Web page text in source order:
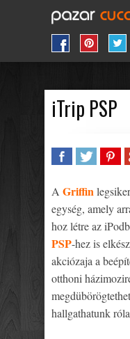
iTrip PSP
A Griffin
egység, amely
hoz létre az
PSP-hez is
akciózaja a
otthoni
hallgathatunk